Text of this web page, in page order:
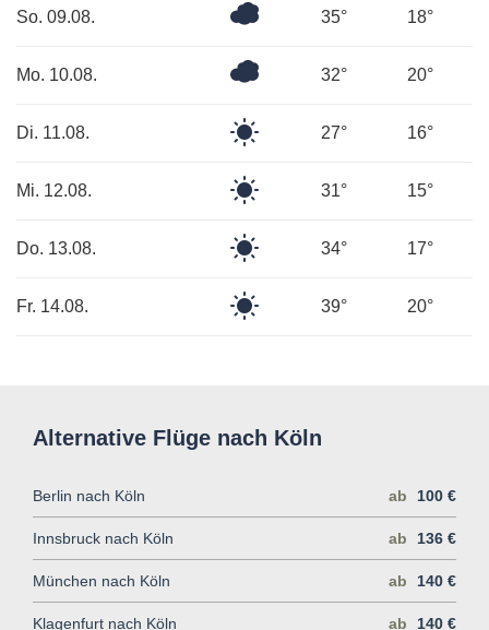
So. 09.08. 35° 18°
Mo. 10.08. 32° 20°
Di. 11.08. 27° 16°
Mi. 12.08. 31° 15°
Do. 13.08. 34° 17°
Fr. 14.08. 39° 20°
Alternative Flüge nach Köln
Berlin nach Köln ab 100 €
Innsbruck nach Köln ab 136 €
München nach Köln ab 140 €
Klagenfurt nach Köln ab 140 €